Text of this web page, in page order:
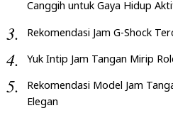
Canggih untuk Gaya Hidup
Rekomendasi Jam G-Shock
Yuk Intip Jam Tangan Mirip
Rekomendasi Model Jam
Elegan